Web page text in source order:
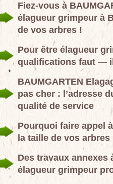
Fiez-vous à
élagueur grimpeur à
de vos arbres !
Pour être élagueur
qualifications faut —
BAUMGARTEN
pas cher : l’adresse
qualité de service
Pourquoi faire appel
la taille de vos arbres
Des travaux annexes
élagueur grimpeur